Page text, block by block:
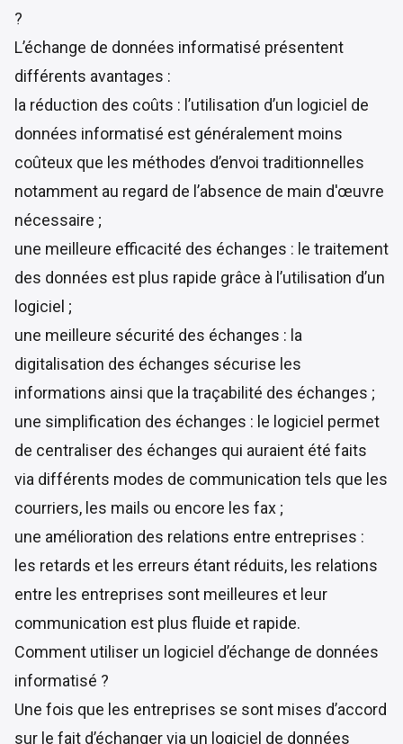
?
L’échange de données informatisé présentent
différents avantages :
la réduction des coûts : l’utilisation d’un logiciel de
données informatisé est généralement moins
coûteux que les méthodes d’envoi traditionnelles
notamment au regard de l’absence de main d'œuvre
nécessaire ;
une meilleure efficacité des échanges : le traitement
des données est plus rapide grâce à l’utilisation d’un
logiciel ;
une meilleure sécurité des échanges : la
digitalisation des échanges sécurise les
informations ainsi que la traçabilité des échanges ;
une simplification des échanges : le logiciel permet
de centraliser des échanges qui auraient été faits
via différents modes de communication tels que les
courriers, les mails ou encore les fax ;
une amélioration des relations entre entreprises :
les retards et les erreurs étant réduits, les relations
entre les entreprises sont meilleures et leur
communication est plus fluide et rapide.
Comment utiliser un logiciel d’échange de données
informatisé ?
Une fois que les entreprises se sont mises d’accord
sur le fait d’échanger via un logiciel de données